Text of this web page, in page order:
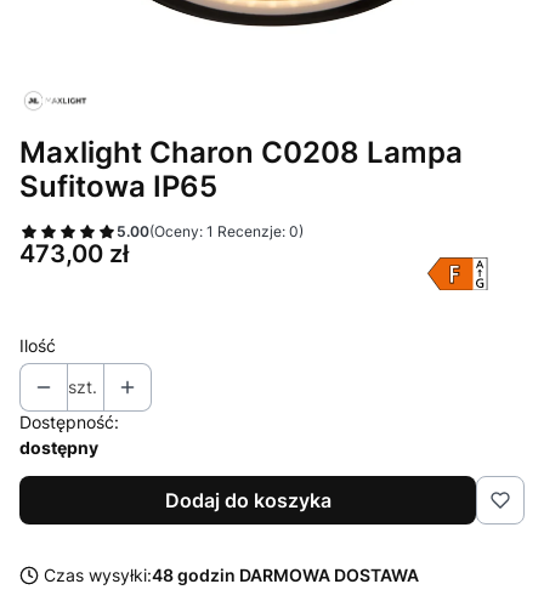
Maxlight Charon C0208 Lampa
Sufitowa IP65
5.00(Oceny: 1 Recenzje: 0)
Cena
473,00 zł
Ilość
szt.
Dostępność:
dostępny
Dodaj do koszyka
Czas wysyłki:48 godzin DARMOWA DOSTAWA